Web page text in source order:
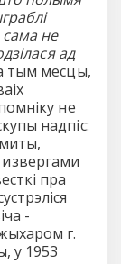
сама не
ад
тым месцы,
не
надпіс:
пра
-
г.
у 1953